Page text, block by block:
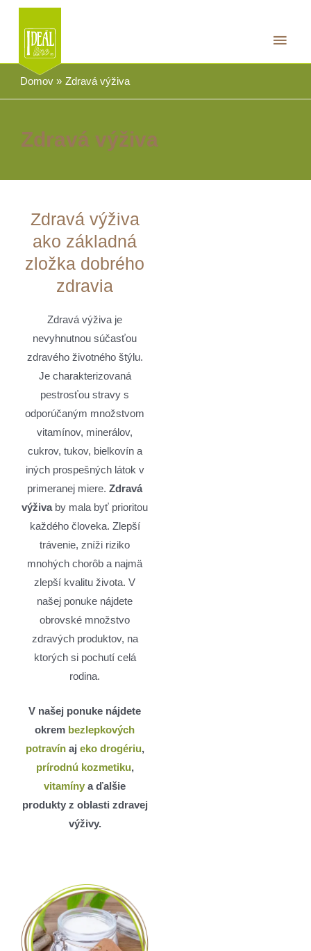
Preskočiť
obsah
Domov Zdravá výživa
Zdravá výživa
Zdravá výživa
ako základná
zložka dobrého
zdravia
Zdravá výživa je
nevyhnutnou súčasťou
zdravého životného štýlu.
Je charakterizovaná
pestrosťou stravy s
odporúčaným množstvom
vitamínov, minerálov,
cukrov, tukov, bielkovín a
iných prospešných látok v
primeranej miere. Zdravá
výživaby mala byť prioritou
každého človeka. Zlepší
trávenie, zníži riziko
mnohých chorôb a najmä
zlepší kvalitu života. V
našej ponuke nájdete
obrovské množstvo
zdravých produktov, na
ktorých si pochutí celá
rodina.
V našej ponuke nájdete
okrem bezlepkových
potravínaj eko drogériu,
prírodnú kozmetiku,
vitamíny a ďalšie
produkty z oblasti zdravej
výživy.